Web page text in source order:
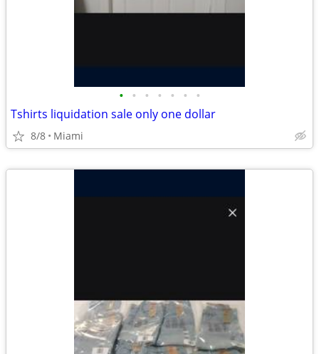
• • • • • • •
Tshirts liquidation sale only one dollar
8/8 Miami